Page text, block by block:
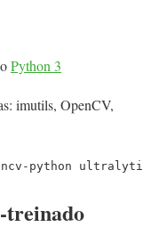
Python 3
imutils, OpenCV,
python
treinado